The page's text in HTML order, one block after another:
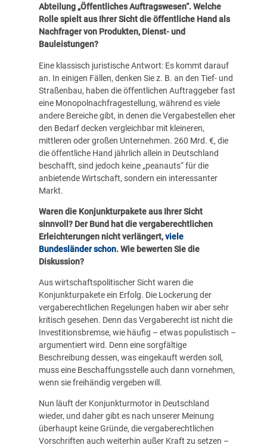
Abteilung „Öffentliches Auftragswesen“. Welche
Rolle spielt aus Ihrer Sicht die öffentliche Hand als
Nachfrager von Produkten, Dienst- und
Bauleistungen?
Eine klassisch juristische Antwort: Es kommt darauf
an. In einigen Fällen, denken Sie z. B. an den Tief- und
Straßenbau, haben die öffentlichen Auftraggeber fast
eine Monopolnachfragestellung, während es viele
andere Bereiche gibt, in denen die Vergabestellen eher
den Bedarf decken vergleichbar mit kleineren,
mittleren oder großen Unternehmen. 260 Mrd. €, die
die öffentliche Hand jährlich allein in Deutschland
beschafft, sind jedoch keine „peanauts“ für die
anbietende Wirtschaft, sondern ein interessanter
Markt.
Waren die Konjunkturpakete aus Ihrer Sicht
sinnvoll? Der Bund hat die vergaberechtlichen
Erleichterungen nicht verlängert,viele
Bundesländer schon. Wie bewerten Sie die
Diskussion?
Aus wirtschaftspolitischer Sicht waren die
Konjunkturpakete ein Erfolg. Die Lockerung der
vergaberechtlichen Regelungen haben wir aber sehr
kritisch gesehen. Denn das Vergaberecht ist nicht die
Investitionsbremse, wie häufig – etwas populistisch –
argumentiert wird. Denn eine sorgfältige
Beschreibung dessen, was eingekauft werden soll,
muss eine Beschaffungsstelle auch dann vornehmen,
wenn sie freihändig vergeben will.
Nun läuft der Konjunkturmotor in Deutschland
wieder, und daher gibt es nach unserer Meinung
überhaupt keine Gründe, die vergaberechtlichen
Vorschriften auch weiterhin außer Kraft zu setzen –